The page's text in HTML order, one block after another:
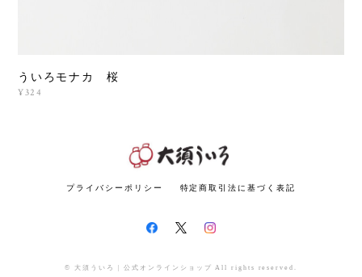
ういろモナカ 桜
¥324
プライバシーポリシー 特定商取引法に基づく表記
© 大須ういろ | 公式オンラインショップ All rights reserved.